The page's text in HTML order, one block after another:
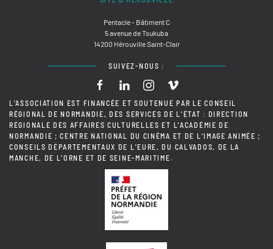
Pentacle - Bâtiment C
5 avenue de Tsukuba
14200 Hérouville Saint-Clair
SUIVEZ-NOUS :
L'ASSOCIATION EST FINANCÉE ET SOUTENUE PAR LE CONSEIL
RÉGIONAL DE NORMANDIE, DES SERVICES DE L'ÉTAT : DIRECTION
RÉGIONALE DES AFFAIRES CULTURELLES ET L'ACADÉMIE DE
NORMANDIE ; CENTRE NATIONAL DU CINÉMA ET DE L'IMAGE ANIMÉE ;
CONSEILS DÉPARTEMENTAUX DE L'EURE, DU CALVADOS, DE LA
MANCHE, DE L'ORNE ET DE SEINE-MARITIME.